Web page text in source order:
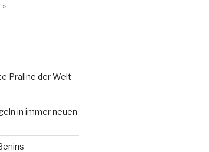
»
Praline der Welt
in immer neuen